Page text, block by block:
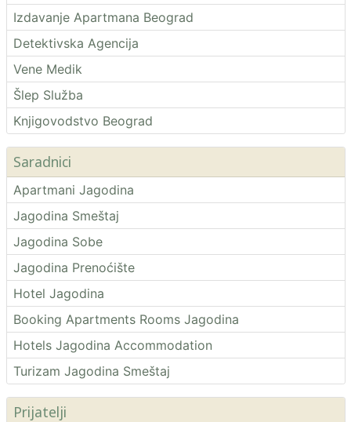
Izdavanje Apartmana Beograd
Detektivska Agencija
Vene Medik
Šlep Služba
Knjigovodstvo Beograd
Saradnici
Apartmani Jagodina
Jagodina Smeštaj
Jagodina Sobe
Jagodina Prenoćište
Hotel Jagodina
Booking Apartments Rooms Jagodina
Hotels Jagodina Accommodation
Turizam Jagodina Smeštaj
Prijatelji